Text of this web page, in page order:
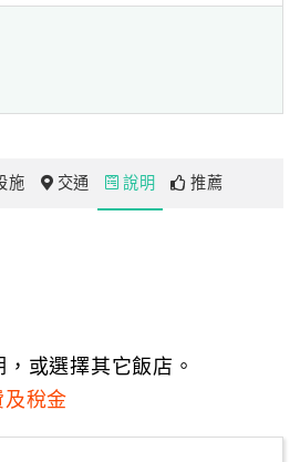
想中的城堡、我們曾經忍著睡意工
木，我亦回報『宜蘭縣最美麗的花
盈眶。
夢想，為歌詠重情重義的愛德華八
艾莉絲幸福城堡。
施 交通 說明 推薦
或選擇其它飯店。
稅金